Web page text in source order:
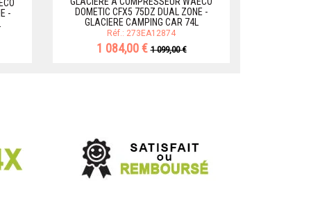
-
DOMETIC CFX5 75DZ DUAL ZONE -
GLACIERE CAMPING CAR 74L
Réf.: 273EA12874
1 084,00 €1 099,00 €